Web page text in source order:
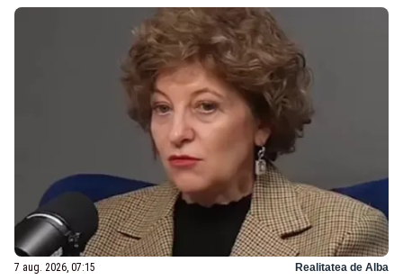
7 aug. 2026, 07:15 Realitatea de Alba